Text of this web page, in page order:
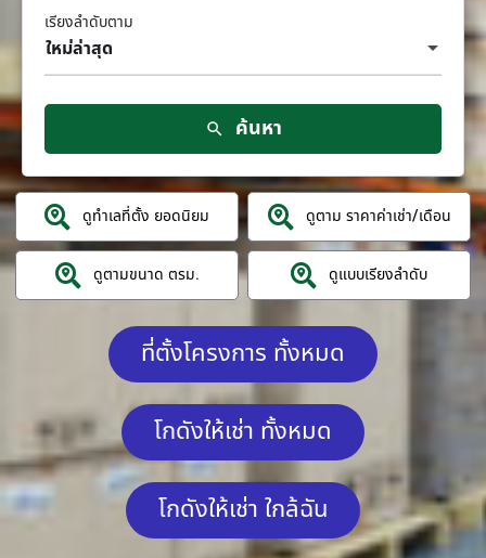
ใหม่ล่าสุด
เรียงลำดับตาม
ค้นหา
ดูทำเลที่ตั้ง ยอดนิยม ดูตาม ราคาค่าเช่า/เดือน
ดูตามขนาด ตรม. ดูแบบเรียงลำดับ
ที่ตั้งโครงการ ทั้งหมด
โกดังให้เช่า ทั้งหมด
โกดังให้เช่า ใกล้ฉัน